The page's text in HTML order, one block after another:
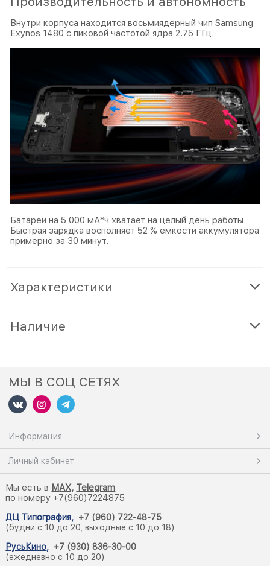
Внутри корпуса находится восьмиядерный чип Samsung
Exynos 1480 с пиковой частотой ядра 2.75 ГГц.
Батареи на 5 000 мА*ч хватает на целый день работы.
Быстрая зарядка восполняет 52 % емкости аккумулятора
примерно за 30 минут.
Характеристики
Наличие
МЫ В СОЦ СЕТЯХ
Информация
Личный кабинет
Мы есть в MAX, Telegram
по номеру +7(960)7224875
ДЦ Типография, +7 (960) 722-48-75
(будни с 10 до 20, выходные с 10 до 18)
РусьКино, +7 (930) 836-30-00
(ежедневно с 10 до 20)